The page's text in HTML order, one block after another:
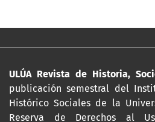
ULÚA Revista de Historia,
publicación semestral del
Histórico Sociales de la
Reserva de Derechos al